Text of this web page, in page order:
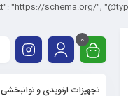
0
تجهیزات ارتوپدی و توانبخشی